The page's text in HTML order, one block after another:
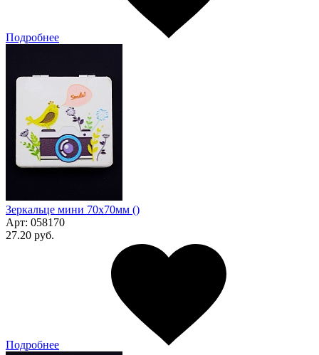
Подробнее
Зеркальце мини 70х70мм ()
Арт: 058170
27.20 руб.
Подробнее